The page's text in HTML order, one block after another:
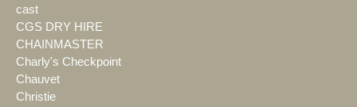
cast
CGS DRY HIRE
CHAINMASTER
Charly's Checkpoint
Chauvet
Christie